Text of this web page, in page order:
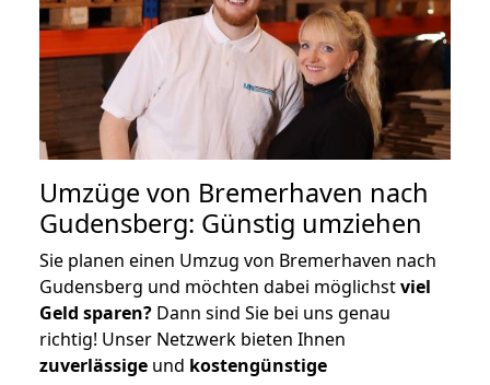
Umzüge von Bremerhaven nach
Gudensberg: Günstig umziehen
Sie planen einen Umzug von Bremerhaven nach
Gudensberg und möchten dabei möglichstviel
Geld sparen? Dann sind Sie bei uns genau
richtig! Unser Netzwerk bieten Ihnen
zuverlässige und kostengünstige